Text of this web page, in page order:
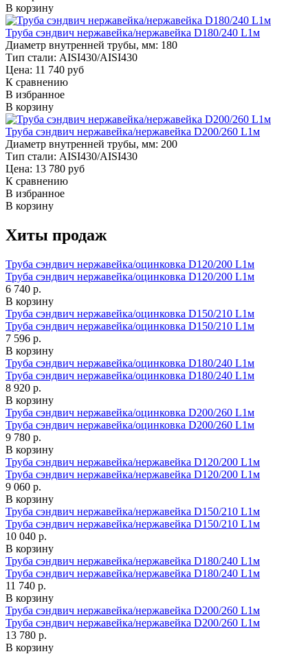
В корзину
Труба сэндвич нержавейка/нержавейка D180/240 L1м
Диаметр внутренней трубы, мм: 180
Тип стали: AISI430/AISI430
Цена: 11 740 руб
К сравнению
В избранное
В корзину
Труба сэндвич нержавейка/нержавейка D200/260 L1м
Диаметр внутренней трубы, мм: 200
Тип стали: AISI430/AISI430
Цена: 13 780 руб
К сравнению
В избранное
В корзину
Хиты продаж
Труба сэндвич нержавейка/оцинковка D120/200 L1м
Труба сэндвич нержавейка/оцинковка D120/200 L1м
6 740 р.
В корзину
Труба сэндвич нержавейка/оцинковка D150/210 L1м
Труба сэндвич нержавейка/оцинковка D150/210 L1м
7 596 р.
В корзину
Труба сэндвич нержавейка/оцинковка D180/240 L1м
Труба сэндвич нержавейка/оцинковка D180/240 L1м
8 920 р.
В корзину
Труба сэндвич нержавейка/оцинковка D200/260 L1м
Труба сэндвич нержавейка/оцинковка D200/260 L1м
9 780 р.
В корзину
Труба сэндвич нержавейка/нержавейка D120/200 L1м
Труба сэндвич нержавейка/нержавейка D120/200 L1м
9 060 р.
В корзину
Труба сэндвич нержавейка/нержавейка D150/210 L1м
Труба сэндвич нержавейка/нержавейка D150/210 L1м
10 040 р.
В корзину
Труба сэндвич нержавейка/нержавейка D180/240 L1м
Труба сэндвич нержавейка/нержавейка D180/240 L1м
11 740 р.
В корзину
Труба сэндвич нержавейка/нержавейка D200/260 L1м
Труба сэндвич нержавейка/нержавейка D200/260 L1м
13 780 р.
В корзину